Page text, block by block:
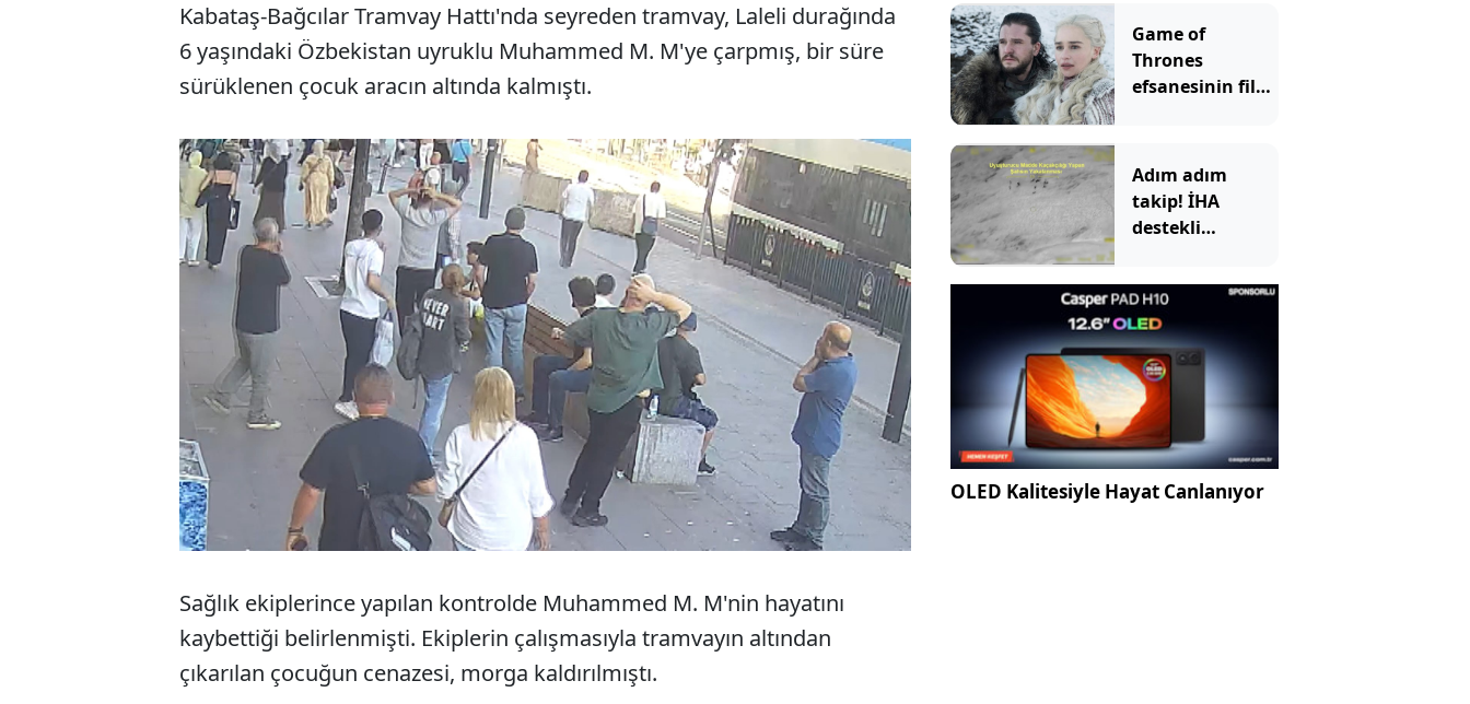
Kabataş-Bağcılar Tramvay Hattı'nda seyreden tramvay, Laleli durağında
6 yaşındaki Özbekistan uyruklu Muhammed M. M'ye çarpmış, bir süre
sürüklenen çocuk aracın altında kalmıştı.
Sağlık ekiplerince yapılan kontrolde Muhammed M. M'nin hayatını
kaybettiği belirlenmişti. Ekiplerin çalışmasıyla tramvayın altından
çıkarılan çocuğun cenazesi, morga kaldırılmıştı.
Game of
Thrones
efsanesinin filmi
Adım adım
takip! İHA
destekli
kilolarca
uyuşturucu ele
geçirildi
OLED Kalitesiyle Hayat Canlanıyor